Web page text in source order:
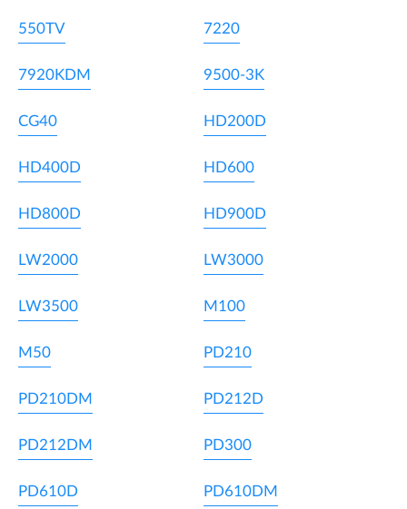
550TV 7220
7920KDM 9500-3K
CG40 HD200D
HD400D HD600
HD800D HD900D
LW2000 LW3000
LW3500 M100
M50 PD210
PD210DM PD212D
PD212DM PD300
PD610D PD610DM